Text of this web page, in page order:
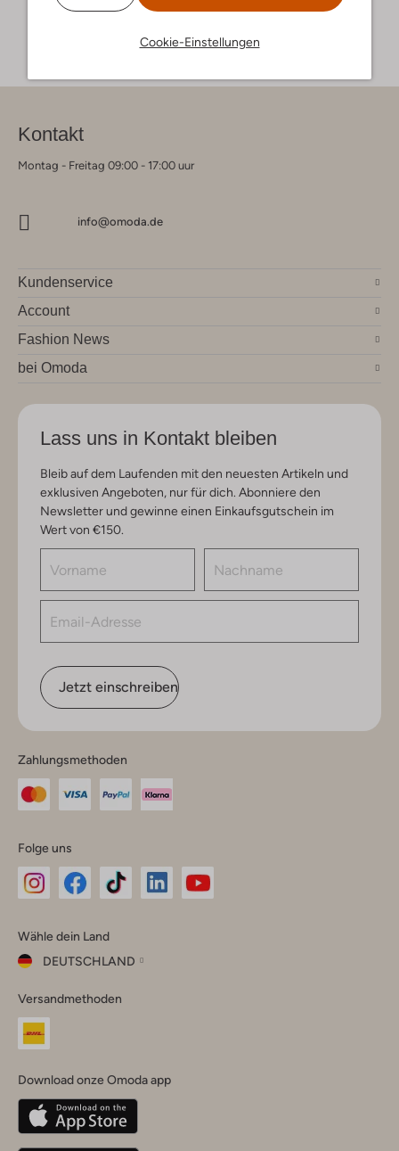
Cookie-Einstellungen
Kontakt
Montag - Freitag 09:00 - 17:00 uur
info@omoda.de
Kundenservice
Account
Fashion News
bei Omoda
Lass uns in Kontakt bleiben
Bleib auf dem Laufenden mit den neuesten Artikeln und
exklusiven Angeboten, nur für dich. Abonniere den
Newsletter und gewinne einen Einkaufsgutschein im
Wert von €150.
Jetzt einschreiben
Zahlungsmethoden
Folge uns
Instagram
Facebook
TikTok
Wähle dein Land
DEUTSCHLAND
dein
Land
Belgique(Français)
Deutschland
Versandmethoden
Download onze Omoda app